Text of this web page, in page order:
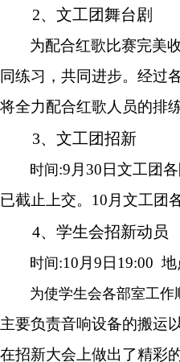
2、文工团舞台剧
为配合红歌比赛完美
同练习，共同进步。经过
将全力配合红歌人员的排练
3、文工团招新
时间:9月30日文工团
已截止上交。10月文工团
4、 学生会招新动员
时间:10月9日19:00 地
为使学生会各部室工作
主要负责音响设备的搬运
在招新大会上做出了精彩的